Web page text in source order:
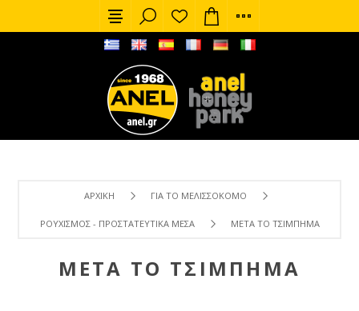
ΑΡΧΙΚΉ ΓΙΑ ΤΟ ΜΕΛΙΣΣΟΚΌΜΟ
ΡΟΥΧΙΣΜΌΣ - ΠΡΟΣΤΑΤΕΥΤΙΚΆ ΜΈΣΑ ΜΕΤΆ ΤΟ ΤΣΊΜΠΗΜΑ
ΜΕΤΆ ΤΟ ΤΣΊΜΠΗΜΑ